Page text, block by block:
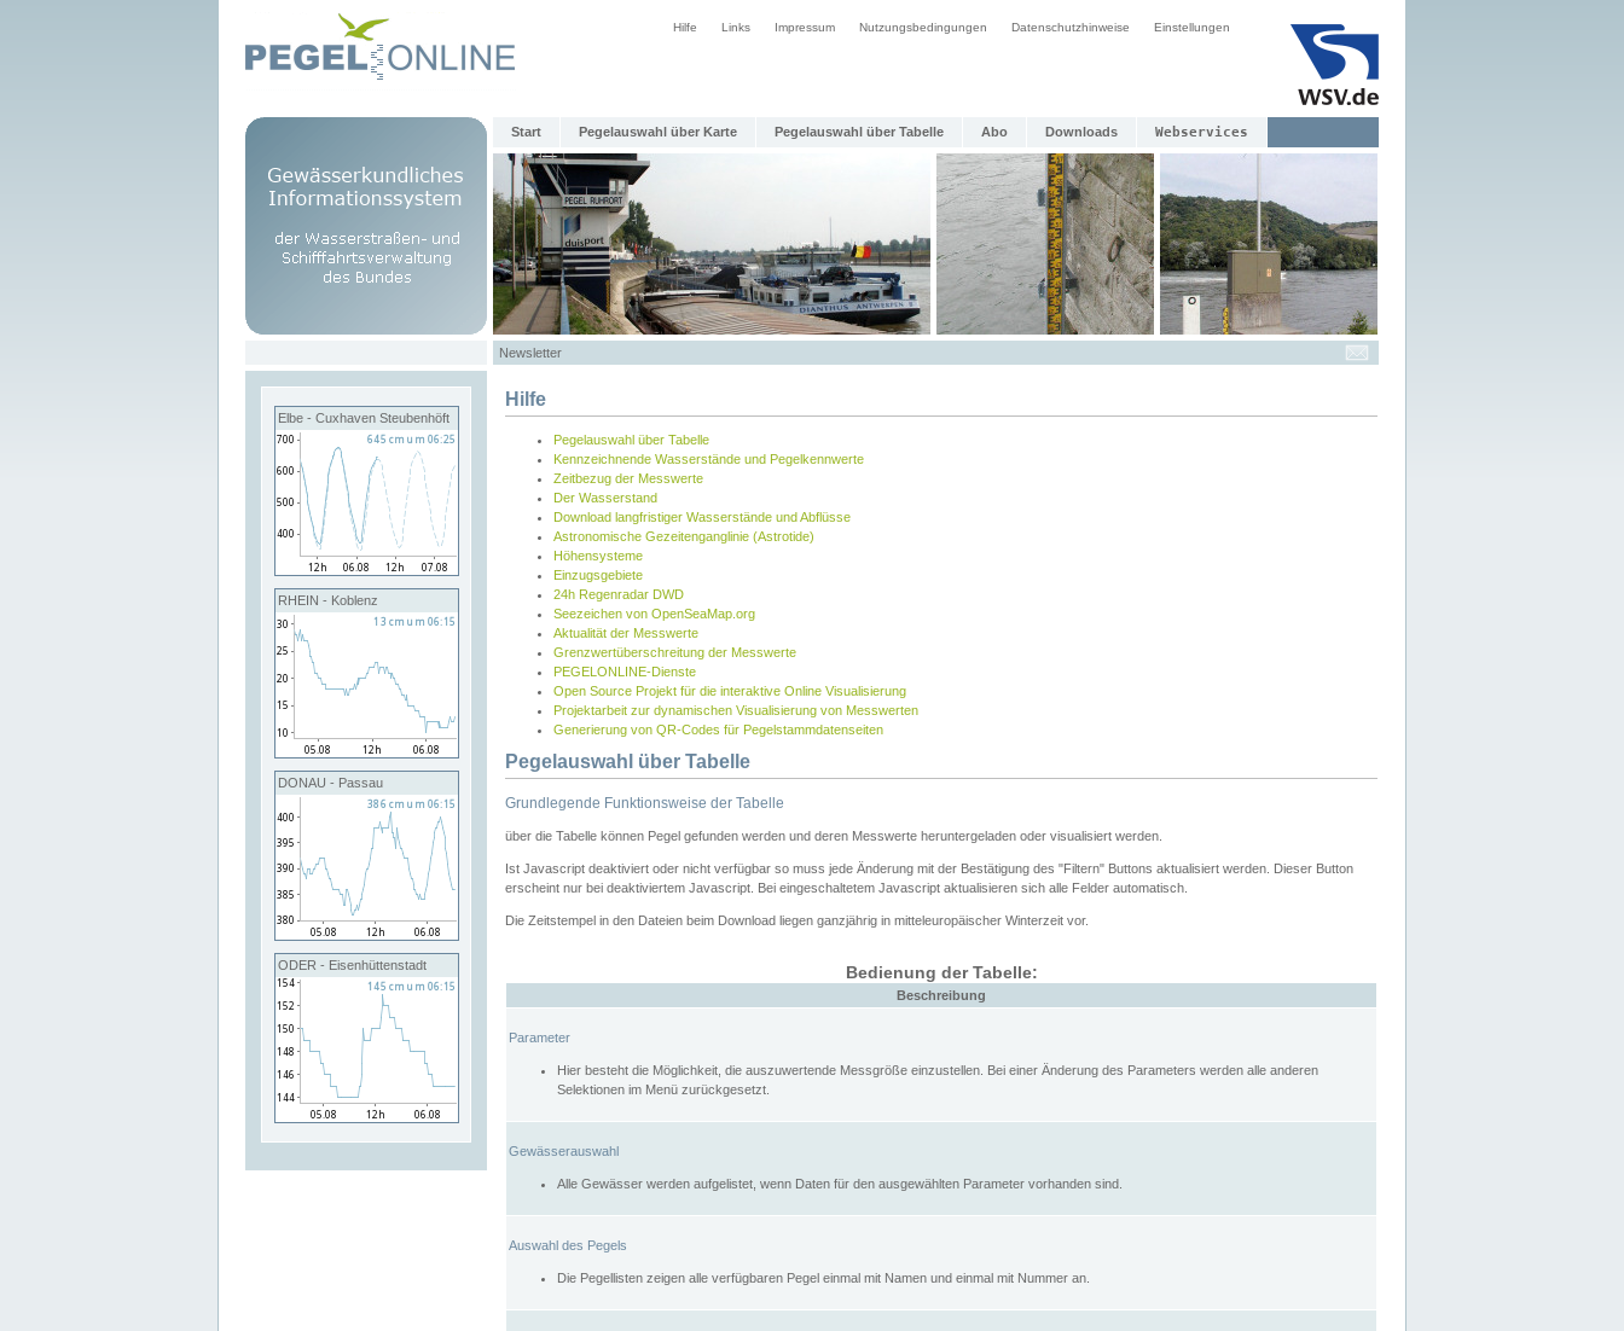
Hilfe Links Impressum Nutzungsbedingungen Datenschutzhinweise Einstellungen
Start Pegelauswahl über Karte Pegelauswahl über Tabelle Abo Downloads Webservices
Newsletter
Elbe - Cuxhaven Steubenhöft
RHEIN - Koblenz
DONAU - Passau
ODER - Eisenhüttenstadt
Hilfe
Pegelauswahl über Tabelle
Kennzeichnende Wasserstände und Pegelkennwerte
Zeitbezug der Messwerte
Der Wasserstand
Download langfristiger Wasserstände und Abflüsse
Astronomische Gezeitenganglinie (Astrotide)
Höhensysteme
Einzugsgebiete
24h Regenradar DWD
Seezeichen von OpenSeaMap.org
Aktualität der Messwerte
Grenzwertüberschreitung der Messwerte
PEGELONLINE-Dienste
Open Source Projekt für die interaktive Online Visualisierung
Projektarbeit zur dynamischen Visualisierung von Messwerten
Generierung von QR-Codes für Pegelstammdatenseiten
Pegelauswahl über Tabelle
Grundlegende Funktionsweise der Tabelle
über die Tabelle können Pegel gefunden werden und deren Messwerte heruntergeladen oder visualisiert werden.
Ist Javascript deaktiviert oder nicht verfügbar so muss jede Änderung mit der Bestätigung des "Filtern" Buttons aktualisiert werden. Dieser Button
erscheint nur bei deaktiviertem Javascript. Bei eingeschaltetem Javascript aktualisieren sich alle Felder automatisch.
Die Zeitstempel in den Dateien beim Download liegen ganzjährig in mitteleuropäischer Winterzeit vor.
Bedienung der Tabelle:
Beschreibung
Parameter
Hier besteht die Möglichkeit, die auszuwertende Messgröße einzustellen. Bei einer Änderung des Parameters werden alle anderen
Selektionen im Menü zurückgesetzt.
Gewässerauswahl
Alle Gewässer werden aufgelistet, wenn Daten für den ausgewählten Parameter vorhanden sind.
Auswahl des Pegels
Die Pegellisten zeigen alle verfügbaren Pegel einmal mit Namen und einmal mit Nummer an.